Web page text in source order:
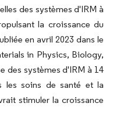
des systèmes d'IRM à
la croissance du
en avril 2023 dans le
in Physics, Biology,
des systèmes d'IRM à 14
les soins de santé et la
stimuler la croissance